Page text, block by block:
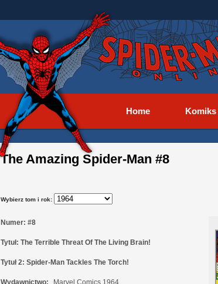
Home Komiks
The Amazing Spider-Man #8
Wybierz tom i rok:
Numer: #8
Tytuł: The Terrible Threat Of The Living Brain!
Tytuł 2: Spider-Man Tackles The Torch!
Wydawnictwo: Marvel Comics 1964